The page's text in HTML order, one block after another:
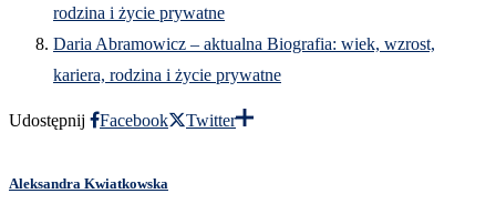
rodzina i życie prywatne
Daria Abramowicz – aktualna Biografia: wiek, wzrost,
kariera, rodzina i życie prywatne
Udostępnij Facebook Twitter
Aleksandra Kwiatkowska